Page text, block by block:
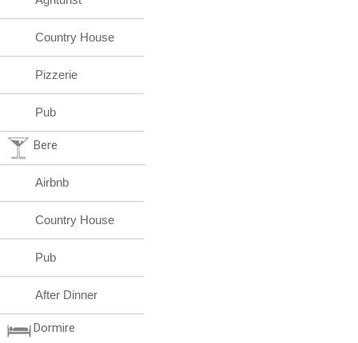
Country House
Pizzerie
Pub
Bere
Airbnb
Country House
Pub
After Dinner
Dormire